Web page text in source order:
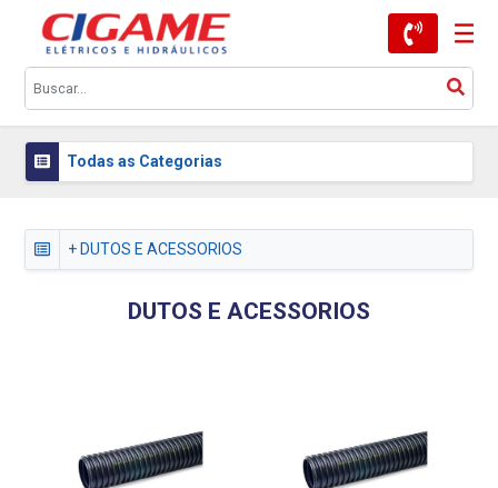
Todas as Categorias
+ DUTOS E ACESSORIOS
DUTOS E ACESSORIOS